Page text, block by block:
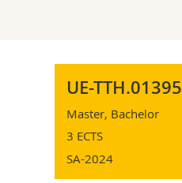
UE-TTH.01395
Master, Bachelor
3 ECTS
SA-2024